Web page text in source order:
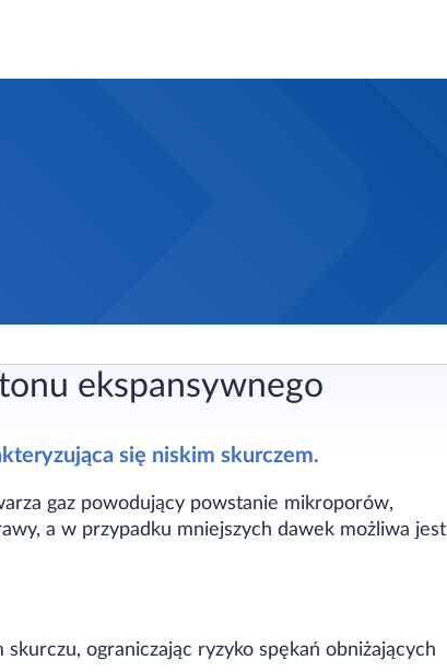
ekspansywnego
się niskim skurczem.
gaz powodujący powstanie mikroporów,
a w przypadku mniejszych dawek możliwa jest
ograniczając ryzyko spękań obniżających